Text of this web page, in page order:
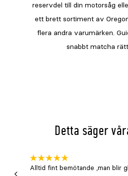
Detta säger
Alltid fint bemötande ,man blir